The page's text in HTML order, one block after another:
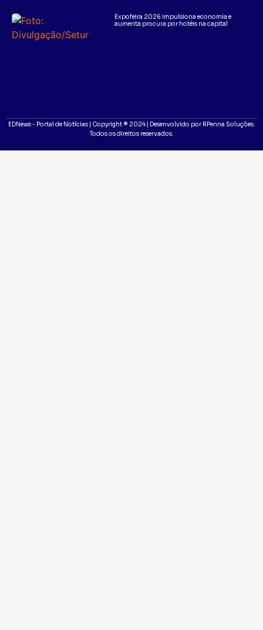
Expofeira 2026 impulsiona economia e
aumenta procura por hotéis na capital
EDNews - Portal de Notícias | Copyright ® 2024 | Desenvolvido por RPenna Soluções.
Todos os direitos reservados.